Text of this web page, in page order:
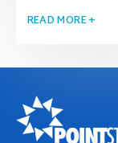
READ MORE +